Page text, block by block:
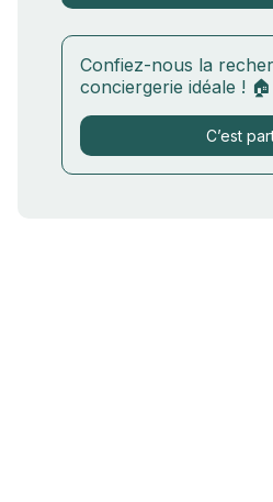
Confiez-nous la
conciergerie idéale ! 🏠
C’est